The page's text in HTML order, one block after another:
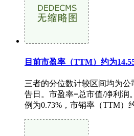
目前市盈率（TTM）约为
三者的分位数计较区间均为
告日。市盈率=总市值/净利润
例为0.73%，市销率（TTM）